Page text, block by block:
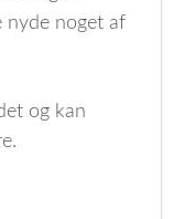
nyde noget af
og kan